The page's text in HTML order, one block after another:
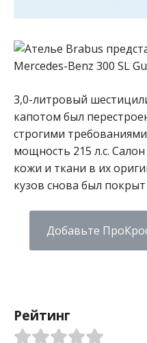
3,0-литровый
капотом был
строгими
мощность 215 л.с.
кожи и ткани в их
кузов снова был
Добавьте
Рейтинг